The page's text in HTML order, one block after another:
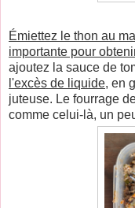
Émiettez le thon au
importante pour
ajoutez la sauce de
l'excès de liquide, en
juteuse. Le fourrage
comme celui-là, un